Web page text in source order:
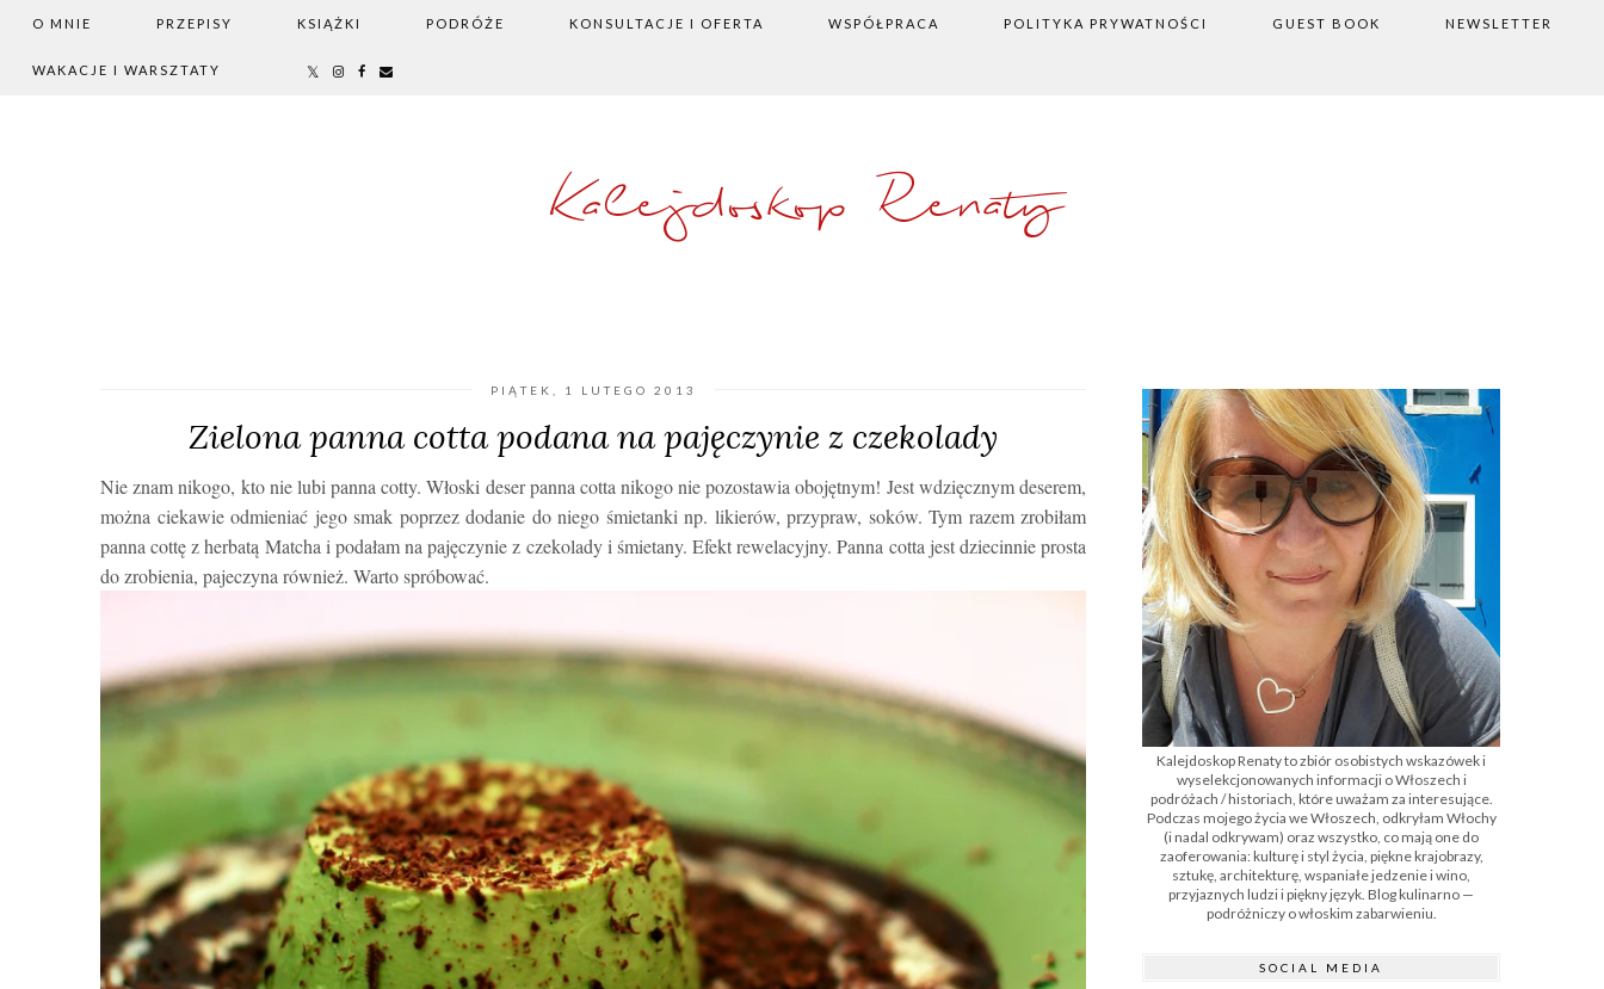
O MNIE PRZEPISY KSIĄŻKI PODRÓŻE KONSULTACJE I OFERTA WSPÓŁPRACA POLITYKA PRYWATNOŚCI GUEST BOOK NEWSLETTER
WAKACJE I WARSZTATY
Kalejdoskop Renaty
PIĄTEK, 1 LUTEGO 2013
Zielona panna cotta podana na pajęczynie z czekolady
Nie znam nikogo, kto nie lubi panna cotty. Włoski deser panna cotta nikogo nie pozostawia obojętnym! Jest wdzięcznym deserem,
można ciekawie odmieniać jego smak poprzez dodanie do niego śmietanki np. likierów, przypraw, soków. Tym razem zrobiłam
panna cottę z herbatą Matcha i podałam na pajęczynie z czekolady i śmietany. Efekt rewelacyjny. Panna cotta jest dziecinnie prosta
do zrobienia, pajeczyna również. Warto spróbować.
Kalejdoskop Renaty to zbiór osobistych wskazówek i
wyselekcjonowanych informacji o Włoszech i
podróżach / historiach, które uważam za interesujące.
Podczas mojego życia we Włoszech, odkryłam Włochy
(i nadal odkrywam) oraz wszystko, co mają one do
zaoferowania: kulturę i styl życia, piękne krajobrazy,
sztukę, architekturę, wspaniałe jedzenie i wino,
przyjaznych ludzi i piękny język. Blog kulinarno —
podróżniczy o włoskim zabarwieniu.
SOCIAL MEDIA